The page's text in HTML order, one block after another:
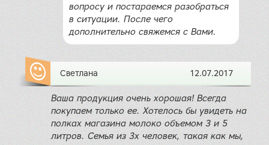
вопросу и постараемся разобраться
в ситуации. После чего
дополнительно свяжемся с Вами.
Светлана 12.07.2017
Ваша продукция очень хорошая! Всегда
покупаем только ее. Хотелось бы увидеть на
полках магазина молоко объемом 3 и 5
литров. Семья из 3х человек, такая как мы,